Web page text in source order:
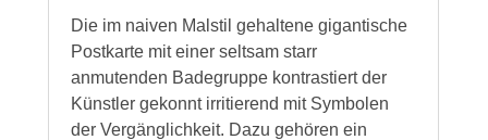
Die im naiven Malstil gehaltene gigantische
Postkarte mit einer seltsam starr
anmutenden Badegruppe kontrastiert der
Künstler gekonnt irritierend mit Symbolen
der Vergänglichkeit. Dazu gehören ein